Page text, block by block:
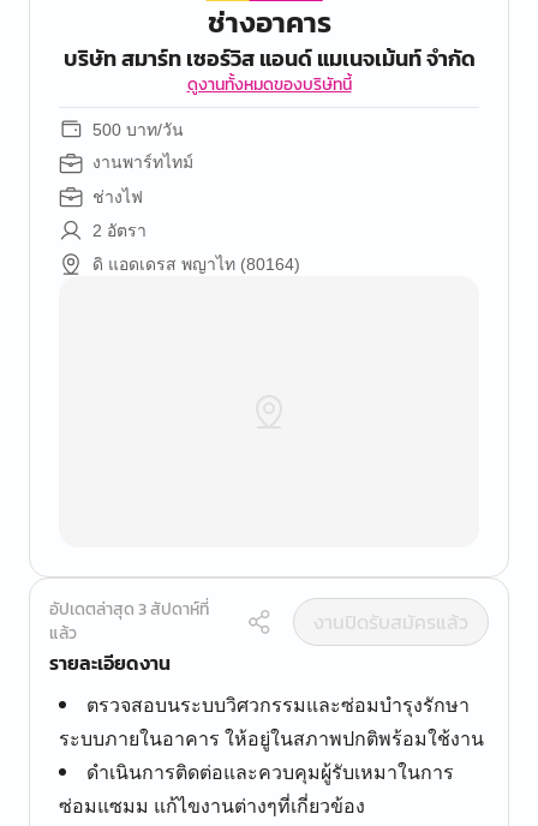
ช่างอาคาร
บริษัท สมาร์ท เซอร์วิส แอนด์ แมเนจเม้นท์ จำกัด
ดูงานทั้งหมดของบริษัทนี้
500 บาท/วัน
งานพาร์ทไทม์
ช่างไฟ
2 อัตรา
ดิ แอดเดรส พญาไท (80164)
อัปเดตล่าสุด 3 สัปดาห์ที่
แล้ว
งานปิดรับสมัครแล้ว
รายละเอียดงาน
ตรวจสอบนระบบวิศวกรรมและซ่อมบำรุงรักษา
ระบบภายในอาคาร ให้อยู่ในสภาพปกติพร้อมใช้งาน
ดำเนินการติดต่อและควบคุมผู้รับเหมาในการ
ซ่อมแซมม แก้ไขงานต่างๆที่เกี่ยวข้อง